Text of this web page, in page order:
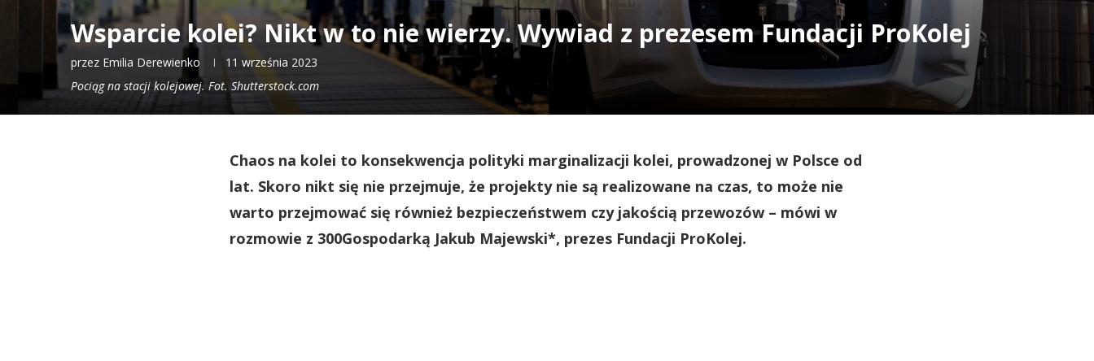
Wsparcie kolei? Nikt w to nie wierzy. Wywiad z prezesem Fundacji ProKolej
przez Emilia Derewienko
11 września 2023
Pociąg na stacji kolejowej. Fot. Shutterstock.com
Chaos na kolei to konsekwencja polityki marginalizacji kolei, prowadzonej w Polsce od
lat. Skoro nikt się nie przejmuje, że projekty nie są realizowane na czas, to może nie
warto przejmować się również bezpieczeństwem czy jakością przewozów – mówi w
rozmowie z 300Gospodarką Jakub Majewski*, prezes Fundacji ProKolej.